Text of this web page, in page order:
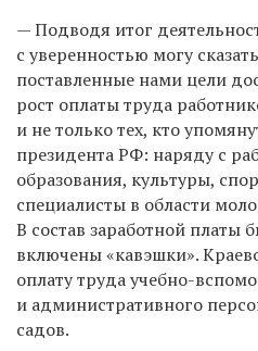
— Подводя итог
с уверенностью могу
поставленные нами цели
рост оплаты труда
и не только тех, кто
президента РФ: наряду с
образования, культуры,
специалисты в области
В состав заработной
включены «кавэшки».
оплату труда учебно-
и административного
садов.